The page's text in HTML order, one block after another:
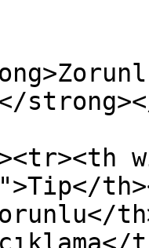
strong></